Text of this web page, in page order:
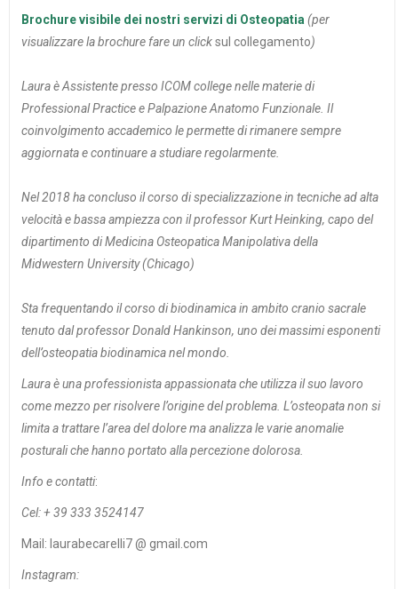
Brochure visibile dei nostri servizi di Osteopatia (per
visualizzare la brochure fare un clicksul collegamento)
Laura è Assistente presso ICOM college nelle materie di
Professional Practice e Palpazione Anatomo Funzionale. Il
coinvolgimento accademico le permette di rimanere sempre
aggiornata e continuare a studiare regolarmente.
Nel 2018 ha concluso il corso di specializzazione in tecniche ad alta
velocità e bassa ampiezza con il professor Kurt Heinking, capo del
dipartimento di Medicina Osteopatica Manipolativa della
Midwestern University (Chicago)
Sta frequentando il corso di biodinamica in ambito cranio sacrale
tenuto dal professor Donald Hankinson, uno dei massimi esponenti
dell’osteopatia biodinamica nel mondo.
Laura è una professionista appassionata che utilizza il suo lavoro
come mezzo per risolvere l’origine del problema. L’osteopata non si
limita a trattare l’area del dolore ma analizza le varie anomalie
posturali che hanno portato alla percezione dolorosa.
Info e contatti:
Cel: + 39 333 3524147
Mail: laurabecarelli7 @ gmail.com
Instagram: